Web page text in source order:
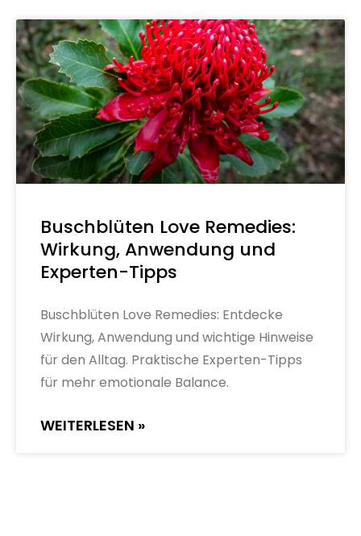
Buschblüten Love Remedies:
Wirkung, Anwendung und
Experten-Tipps
Buschblüten Love Remedies: Entdecke
Wirkung, Anwendung und wichtige Hinweise
für den Alltag. Praktische Experten-Tipps
für mehr emotionale Balance.
WEITERLESEN »